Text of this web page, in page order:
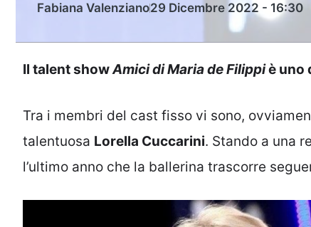
Fabiana Valenziano29 Dicembre 2022 - 16:30
Il talent showAmici di Maria de Filippiè uno
Tra i membri del cast fisso vi sono,
talentuosa Lorella Cuccarini. Stando a una
l’ultimo anno che la ballerina trascorre